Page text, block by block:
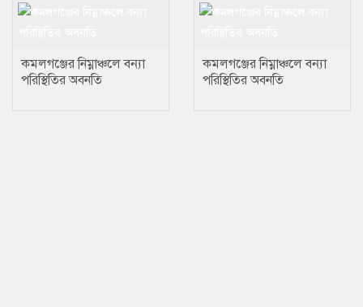
কমলগঞ্জের নিম্নাঞ্চলে বন্যা
পরিস্থিতির অবনতি
কমলগঞ্জের নিম্নাঞ্চলে বন্যা
পরিস্থিতির অবনতি